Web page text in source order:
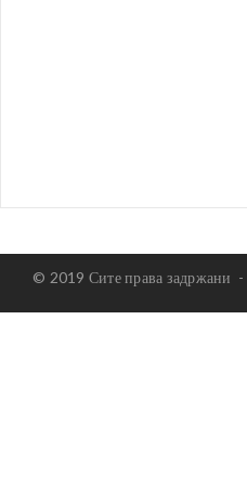
© 2019 Сите права задржани -